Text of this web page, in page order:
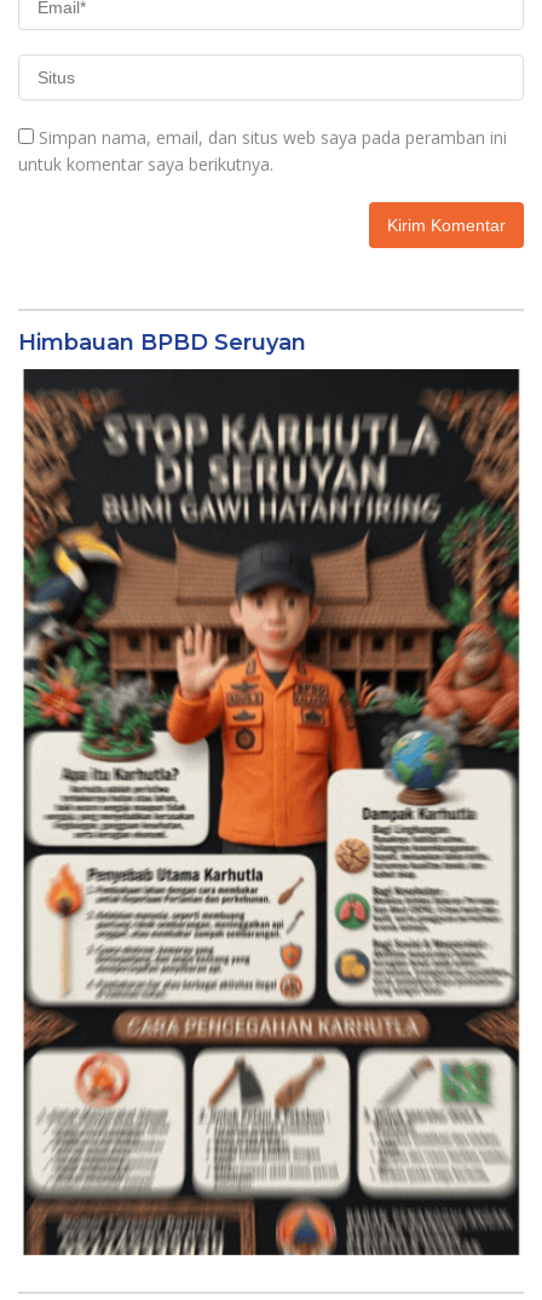
Simpan nama, email, dan situs web saya pada peramban ini
untuk komentar saya berikutnya.
Himbauan BPBD Seruyan